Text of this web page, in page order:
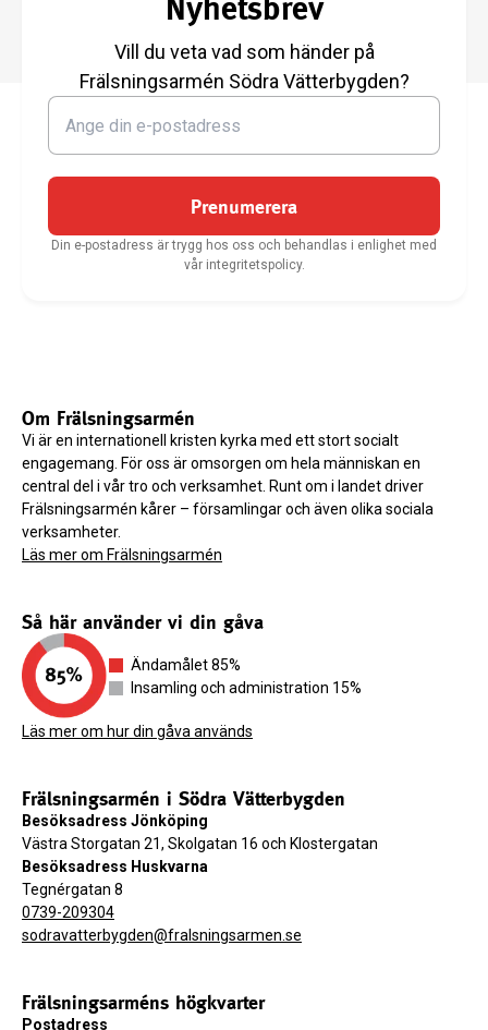
Nyhetsbrev
Vill du veta vad som händer på
Frälsningsarmén Södra Vätterbygden?
Prenumerera
Din e-postadress är trygg hos oss och behandlas i enlighet med
vår integritetspolicy.
Om Frälsningsarmén
Vi är en internationell kristen kyrka med ett stort socialt
engagemang. För oss är omsorgen om hela människan en
central del i vår tro och verksamhet. Runt om i landet driver
Frälsningsarmén kårer – församlingar och även olika sociala
verksamheter.
Läs mer om Frälsningsarmén
Så här använder vi din gåva
Ändamålet 85%
Insamling och administration 15%
Läs mer om hur din gåva används
Frälsningsarmén i Södra Vätterbygden
Besöksadress Jönköping
Västra Storgatan 21, Skolgatan 16 och Klostergatan
Besöksadress Huskvarna
Tegnérgatan 8
0739-209304
sodravatterbygden@fralsningsarmen.se
Frälsningsarméns högkvarter
Postadress